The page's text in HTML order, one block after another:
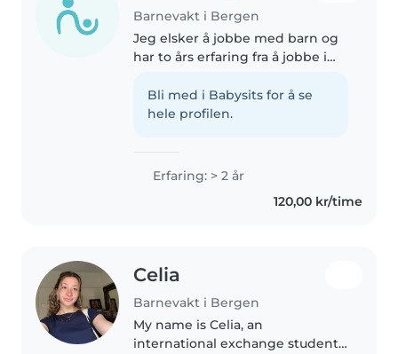
Barnevakt i Bergen
Jeg elsker å jobbe med barn og
har to års erfaring fra å jobbe i
min og nabobarn. Gjennom
studier har jeg lært håndtering
Bli med i Babysits for å se
hele profilen.
Erfaring: > 2 år
120,00 kr/time
Celia
Barnevakt i Bergen
My name is Celia, an
international exchange student